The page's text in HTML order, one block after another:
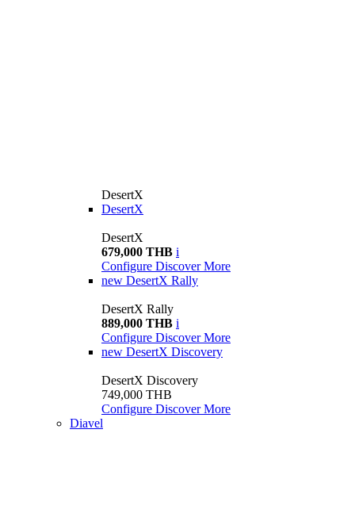
DesertX
DesertX
DesertX
679,000 THB i
Configure Discover More
new DesertX Rally
DesertX Rally
889,000 THB i
Configure Discover More
new DesertX Discovery
DesertX Discovery
749,000 THB
Configure Discover More
Diavel